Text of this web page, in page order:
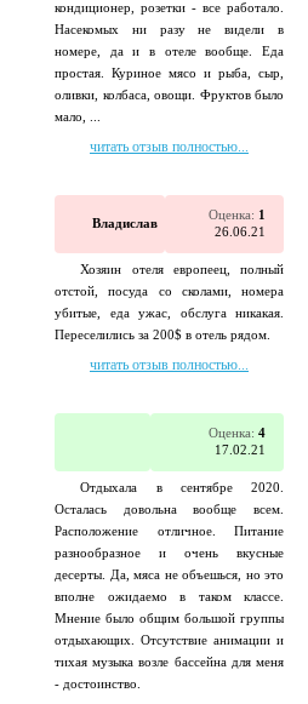
кондиционер, розетки - все работало.
Насекомых ни разу не видели в
номере, да и в отеле вообще. Еда
простая. Куриное мясо и рыба, сыр,
оливки, колбаса, овощи. Фруктов было
мало, ...
читать отзыв полностью...
Владислав
Оценка: 1
26.06.21
Хозяин отеля европеец, полный
отстой, посуда со сколами, номера
убитые, еда ужас, обслуга никакая.
Переселились за 200$ в отель рядом.
читать отзыв полностью...
Оценка: 4
17.02.21
Отдыхала в сентябре 2020.
Осталась довольна вообще всем.
Расположение отличное. Питание
разнообразное и очень вкусные
десерты. Да, мяса не объешься, но это
вполне ожидаемо в таком классе.
Мнение было общим большой группы
отдыхающих. Отсутствие анимации и
тихая музыка возле бассейна для меня
- достоинство.